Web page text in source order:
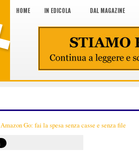
HOME IN EDICOLA DAL MAGAZINE
Amazon Go: fai la spesa senza casse e senza file